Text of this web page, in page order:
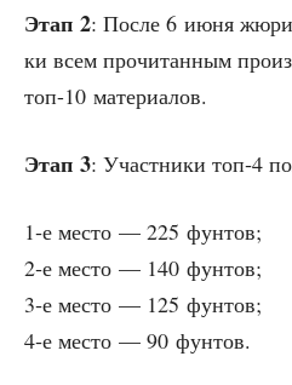
Этап 2: После 6 июня
ки всем про­чи­тан­ным
топ-10 материалов.
Этап 3: Участ­ни­ки топ‑4
1‑е место — 225 фунтов;
2‑е место — 140 фунтов;
3‑е место — 125 фунтов;
4‑е место — 90 фунтов.